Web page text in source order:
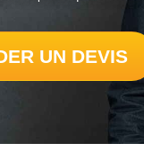
UN DEVIS